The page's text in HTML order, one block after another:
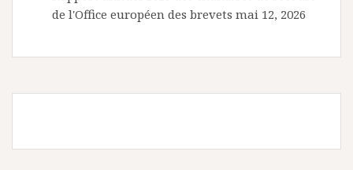
de l'Office européen des brevets mai 12, 2026